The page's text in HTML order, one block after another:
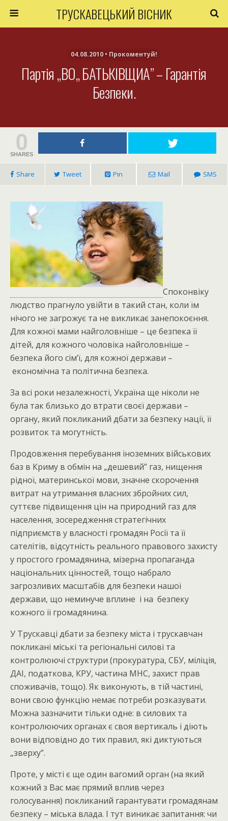
ТРУСКАВЕЦЬКИЙ ВІСНИК
04.08.2010 • Прокоментуй!
Партія „ВО„ БАТЬКІВЩИА” – Гарантія
Безпеки.
0
SHARES
Share Tweet Pin Mail SMS
Споконвіку
людство прагнуло увійти в такий стан, коли їм
нічого не загрожує та не викликає занепокоєння.
Для кожної мами найголовніше – це безпека її
дітей, для кожного чоловіка найголовніше –
безпека його сім’ї, для кожної держави –
економічна та політична безпека.
За всі роки незалежності, Україна ще ніколи не
була так близько до втрати своєї держави –
органу, який покликаний дбати за безпеку нації, її
розвиток та могутність.
Продовження перебування іноземних військових
баз в Криму в обмін на „дешевий” газ, нищення
рідної, материнської мови, значне скорочення
витрат на утримання власних збройних сил,
суттєве підвищення цін на природний газ для
населення, зосередження стратегічних
підприємств у власності громадян Росії та її
сателітів, відсутність реального правового захисту
у простого громадянина, мізерна пропаганда
національних цінностей, тощо набрало
загрозливих масштабів для безпеки нашої
держави, що неминуче вплине і на безпеку
кожного її громадянина.
У Трускавці дбати за безпеку міста і трускавчан
покликані міські та регіональні силові та
контролюючі структури (прокуратура, СБУ, міліція,
ДАІ, податкова, КРУ, частина МНС, захист прав
споживачів, тощо). Як виконують, в тій частині,
вони свою функцію немає потреби розказувати.
Можна зазначити тільки одне: в силових та
контролюючих органах є своя вертикаль і діють
вони відповідно до тих правил, які диктуються
„зверху”.
Проте, у місті є ще один вагомий орган (на який
кожний з Вас має прямий вплив через
голосування) покликаний гарантувати громадянам
безпеку – міська влада. І тут виникає запитання: чи